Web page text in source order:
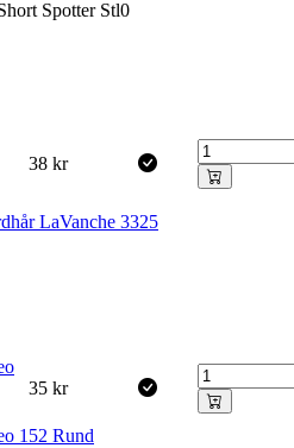
Spotter Stl0
38 kr
LaVanche 3325
35 kr
152 Rund